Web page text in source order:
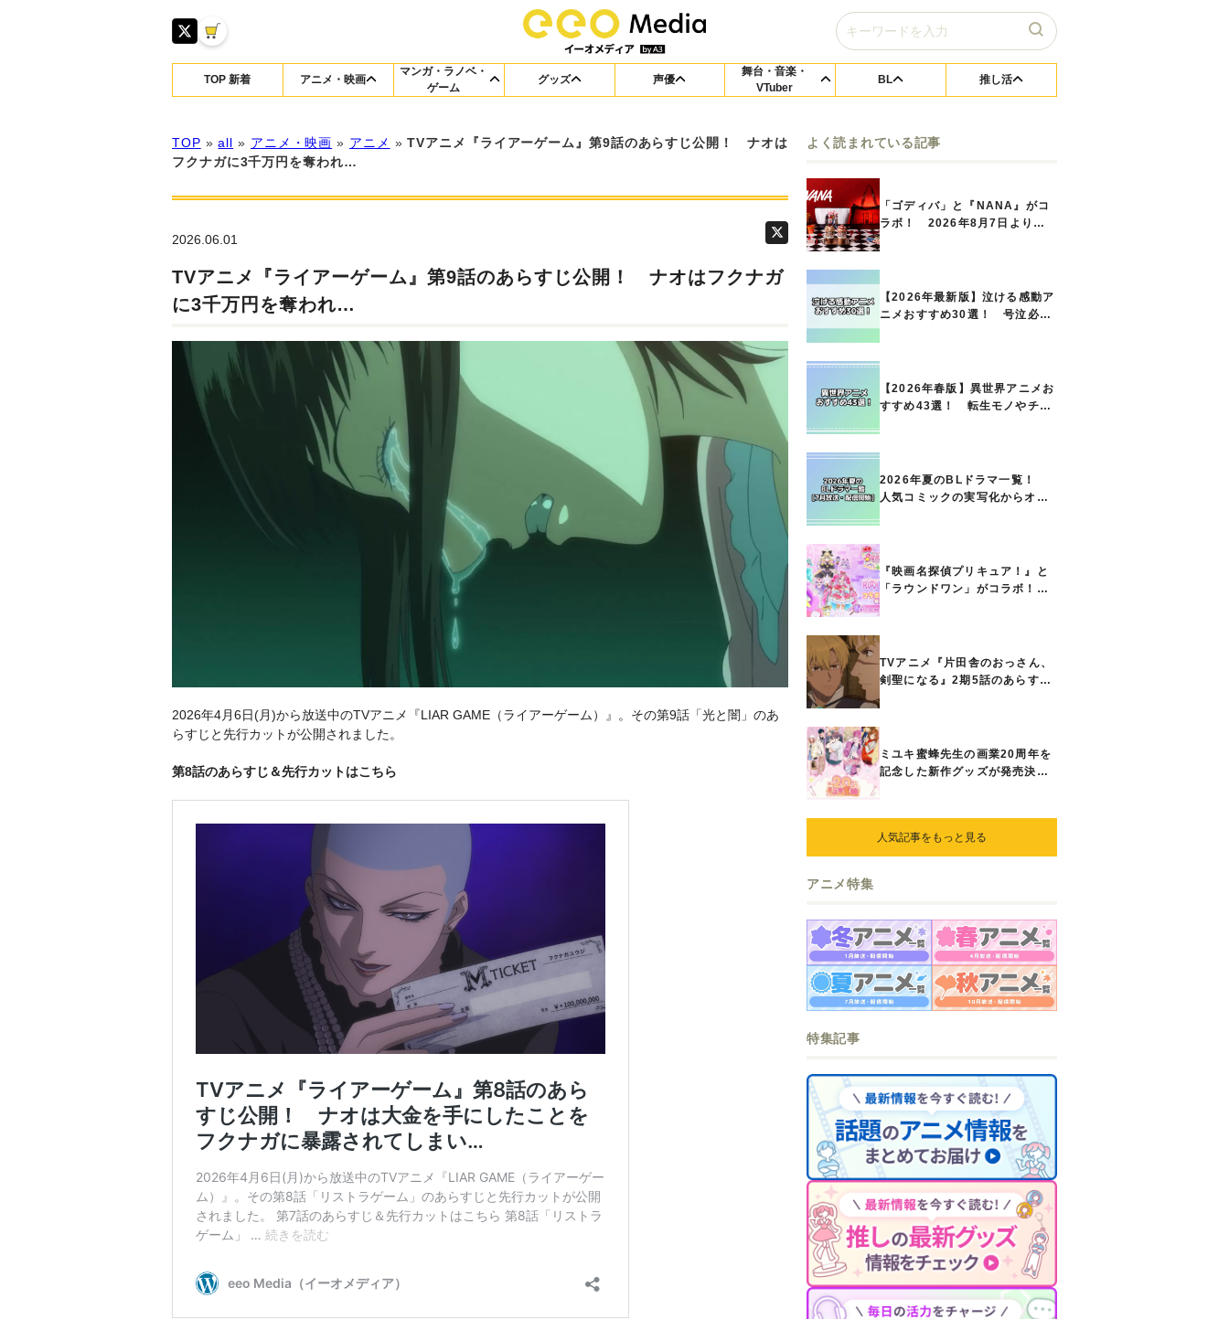
TOP 新着 アニメ・映画
マンガ・ラノベ・
ゲーム
グッズ 声優
舞台・音楽・
VTuber
BL 推し活
TOP »all » アニメ・映画 » アニメ »TVアニメ『ライアーゲーム』第9話のあらすじ公開！ ナオは
フクナガに3千万円を奪われ…
2026.06.01
TVアニメ『ライアーゲーム』第9話のあらすじ公開！ ナオはフクナガ
に3千万円を奪われ…
2026年4月6日(月)から放送中のTVアニメ『LIAR GAME（ライアーゲーム）』。その第9話「光と闇」のあ
らすじと先行カットが公開されました。
第8話のあらすじ＆先行カットはこちら
よく読まれている記事
「ゴディバ」と『NANA』がコ
ラボ！ 2026年8月7日よりシ
【2026年最新版】泣ける感動ア
ニメおすすめ30選！ 号泣必須
【2026年春版】異世界アニメお
すすめ43選！ 転生モノやチー
2026年夏のBLドラマ一覧！
人気コミックの実写化からオリ
『映画名探偵プリキュア！』と
「ラウンドワン」がコラボ！
TVアニメ『片田舎のおっさん、
剣聖になる』2期5話のあらすじ
ミユキ蜜蜂先生の画業20周年を
記念した新作グッズが発売決
ら、ときめくアイテムが登場♪
人気記事をもっと見る
アニメ特集
特集記事